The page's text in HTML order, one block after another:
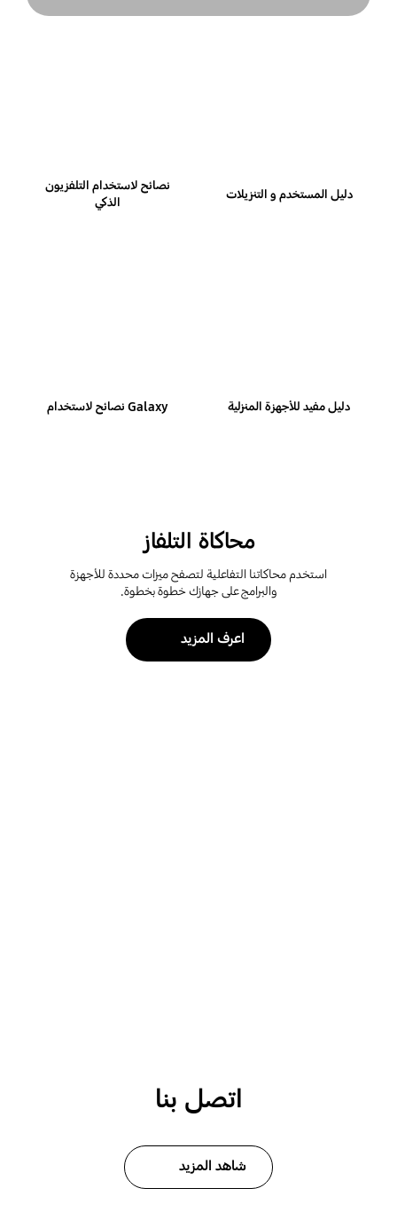
دليل المستخدم و التنزيلات
نصائح لاستخدام التلفزيون
الذكي
دليل مفيد للأجهزة المنزلية Galaxy نصائح لاستخدام
محاكاة التلفاز
استخدم محاكاتنا التفاعلية لتصفح ميزات محددة للأجهزة
والبرامج على جهازك خطوة بخطوة.
اعرف المزيد
اتصل بنا
شاهد المزيد